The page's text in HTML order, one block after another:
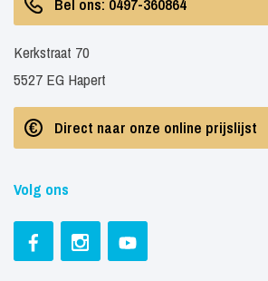
Bel ons: 0497-360864
Kerkstraat 70
5527 EG Hapert
Direct naar onze online prijslijst
Volg ons